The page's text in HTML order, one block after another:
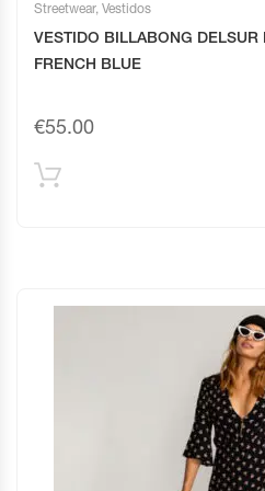
Streetwear, Vestidos
VESTIDO BILLABONG DELSUR
FRENCH BLUE
€55.00